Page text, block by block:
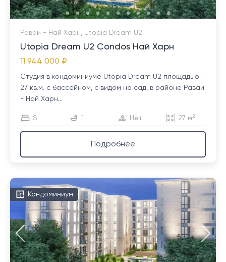
Раваи - Най Харн, Utopia Dream U2
Utopia Dream U2 Condos Най Харн
11 944 000 ₽
Студия в кондоминиуме Utopia Dream U2 площадью
27 кв.м. с бассейном, с видом на сад, в районе Раваи
- Най Харн...
S 1 Нет 27 м²
Подробнее
Кондоминиум